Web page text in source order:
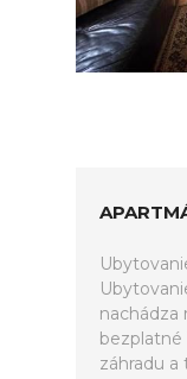
nachádza
bezplatné
záhradu